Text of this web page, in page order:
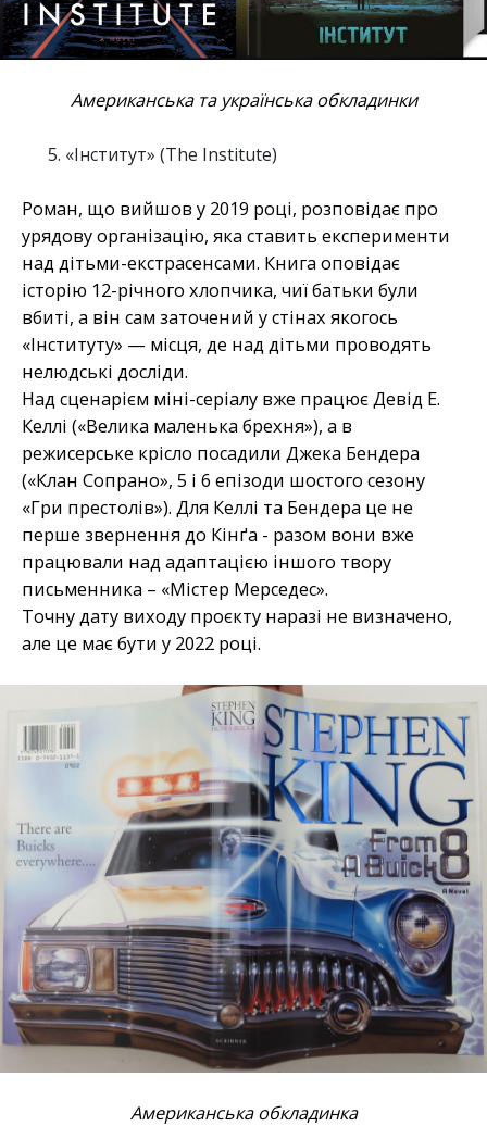
Американська та українська обкладинки
«Інститут» (The Institute)
Роман, що вийшов у 2019 році, розповідає про
урядову організацію, яка ставить експерименти
над дітьми-екстрасенсами. Книга оповідає
історію 12-річного хлопчика, чиї батьки були
вбиті, а він сам заточений у стінах якогось
«Інституту» — місця, де над дітьми проводять
нелюдські досліди.
Над сценарієм міні-серіалу вже працює Девід Е.
Келлі («Велика маленька брехня»), а в
режисерське крісло посадили Джека Бендера
(«Клан Сопрано», 5 і 6 епізоди шостого сезону
«Гри престолів»). Для Келлі та Бендера це не
перше звернення до Кінґа - разом вони вже
працювали над адаптацією іншого твору
письменника – «Містер Мерседес».
Точну дату виходу проєкту наразі не визначено,
але це має бути у 2022 році.
Американська обкладинка